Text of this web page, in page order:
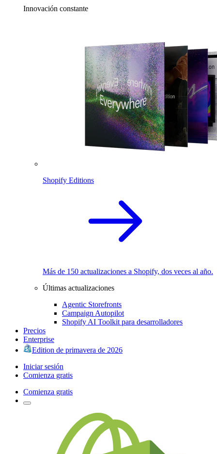
Innovación constante
Shopify Editions
Más de 150 actualizaciones a Shopify, dos veces al año.
Últimas actualizaciones
Agentic Storefronts
Campaign Autopilot
Shopify AI Toolkit para desarrolladores
Precios
Enterprise
Edition de primavera de 2026
Iniciar sesión
Comienza gratis
Comienza gratis